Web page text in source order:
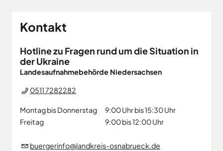
Kontakt
Hotline zu Fragen rund um die Situation in
der Ukraine
Landesaufnahmebehörde Niedersachsen
0511 7282282
Montag bis Donnerstag
9:00 Uhr bis 15:30 Uhr
Freitag
9:00 bis 12:00 Uhr
buergerinfo@landkreis-osnabrueck.de